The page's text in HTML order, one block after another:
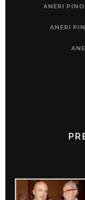
ANERI
ANERI